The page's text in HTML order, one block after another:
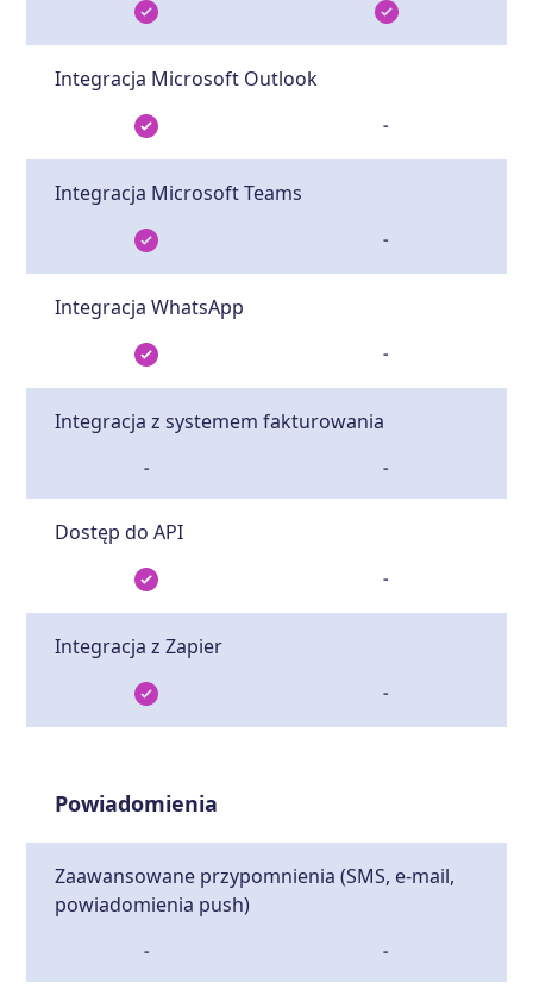
Integracja Microsoft Outlook
-
Integracja Microsoft Teams
-
Integracja WhatsApp
-
Integracja z systemem fakturowania
- -
Dostęp do API
-
Integracja z Zapier
-
Powiadomienia
Zaawansowane przypomnienia (SMS, e-mail,
powiadomienia push)
- -